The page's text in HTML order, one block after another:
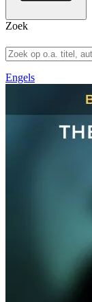
Zoek
Engels